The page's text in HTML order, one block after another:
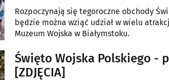
Rozpoczynają się tegoroczne obchody
będzie można wziąć udział w wielu
Muzeum Wojska w Białymstoku.
Święto Wojska Polskiego -
[ZDJĘCIA]